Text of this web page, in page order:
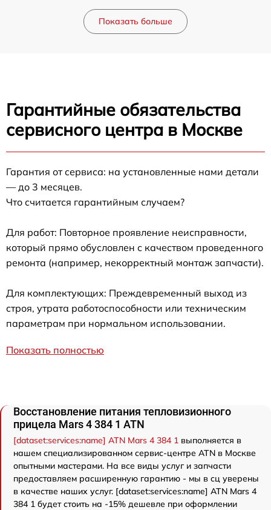
Показать больше
Гарантийные обязательства
сервисного центра в Москве
Гарантия от сервиса: на установленные нами детали
— до 3 месяцев.
Что считается гарантийным случаем?
Для работ: Повторное проявление неисправности,
который прямо обусловлен с качеством проведенного
ремонта (например, некорректный монтаж запчасти).
Для комплектующих: Преждевременный выход из
строя, утрата работоспособности или техническим
параметрам при нормальном использовании.
Показать полностью
Восстановление питания тепловизионного
прицела Mars 4 384 1 ATN
[dataset:services:name] ATN Mars 4 384 1 выполняется в
нашем специализированном сервис-центре ATN в Москве
опытными мастерами. На все виды услуг и запчасти
предоставляем расширенную гарантию - мы в сц уверены
в качестве наших услуг. [dataset:services:name] ATN Mars 4
384 1 будет стоить на -15% дешевле при оформлении